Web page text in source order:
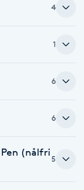
4
1
6
6
(nålfri
5